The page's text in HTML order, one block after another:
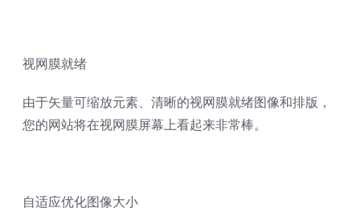
视网膜就绪
由于矢量可缩放元素、清晰的视网膜就绪图像和排版，
您的网站将在视网膜屏幕上看起来非常棒。
自适应优化图像大小